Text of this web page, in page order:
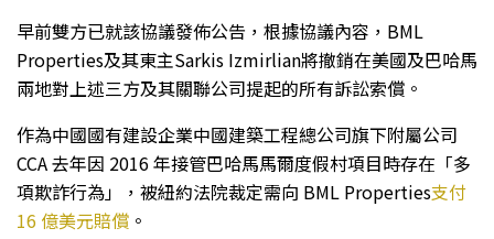
早前雙方已就該協議發佈公告，根據協議內容，BML
Properties及其東主Sarkis Izmirlian將撤銷在美國及巴哈馬
兩地對上述三方及其關聯公司提起的所有訴訟索償。
作為中國國有建設企業中國建築工程總公司旗下附屬公司
CCA 去年因 2016 年接管巴哈馬馬爾度假村項目時存在「多
項欺詐行為」，被紐約法院裁定需向 BML Properties支付
16 億美元賠償 。